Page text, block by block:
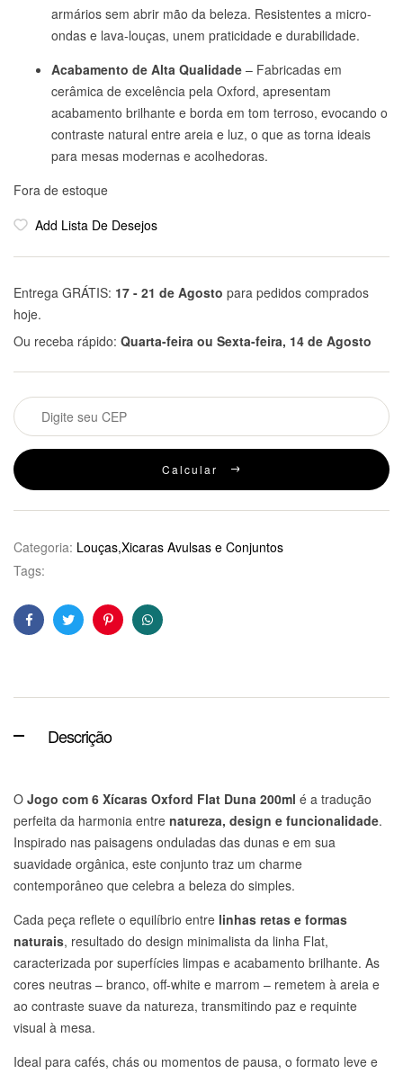
armários sem abrir mão da beleza. Resistentes a micro-
ondas e lava-louças, unem praticidade e durabilidade.
Acabamento de Alta Qualidade – Fabricadas em
cerâmica de excelência pela Oxford, apresentam
acabamento brilhante e borda em tom terroso, evocando o
contraste natural entre areia e luz, o que as torna ideais
para mesas modernas e acolhedoras.
Fora de estoque
Add Lista De Desejos
Entrega GRÁTIS: 17 - 21 de Agosto para pedidos comprados
hoje.
Ou receba rápido: Quarta-feira ou Sexta-feira, 14 de Agosto
Calcular
Categoria: Louças,Xicaras Avulsas e Conjuntos
Tags:
FacebookTwitterPinterestWhatsApp
Descrição
O Jogo com 6 Xícaras Oxford Flat Duna 200ml é a tradução
perfeita da harmonia entre natureza, design e funcionalidade.
Inspirado nas paisagens onduladas das dunas e em sua
suavidade orgânica, este conjunto traz um charme
contemporâneo que celebra a beleza do simples.
Cada peça reflete o equilíbrio entre linhas retas e formas
naturais, resultado do design minimalista da linha Flat,
caracterizada por superfícies limpas e acabamento brilhante. As
cores neutras – branco, off-white e marrom – remetem à areia e
ao contraste suave da natureza, transmitindo paz e requinte
visual à mesa.
Ideal para cafés, chás ou momentos de pausa, o formato leve e